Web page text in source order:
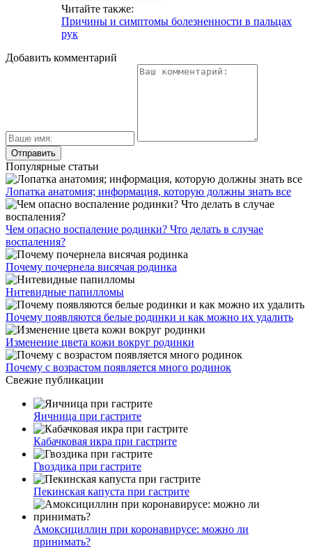
Читайте также:
Причины и симптомы болезненности в пальцах
рук
Добавить комментарий
Популярные статьи
Лопатка анатомия; информация, которую должны знать все
Чем опасно воспаление родинки? Что делать в случае
воспаления?
Почему почернела висячая родинка
Нитевидные папилломы
Почему появляются белые родинки и как можно их удалить
Изменение цвета кожи вокруг родинки
Почему с возрастом появляется много родинок
Свежие публикации
Яичница при гастрите
Кабачковая икра при гастрите
Гвоздика при гастрите
Пекинская капуста при гастрите
Амоксициллин при коронавирусе: можно ли
принимать?